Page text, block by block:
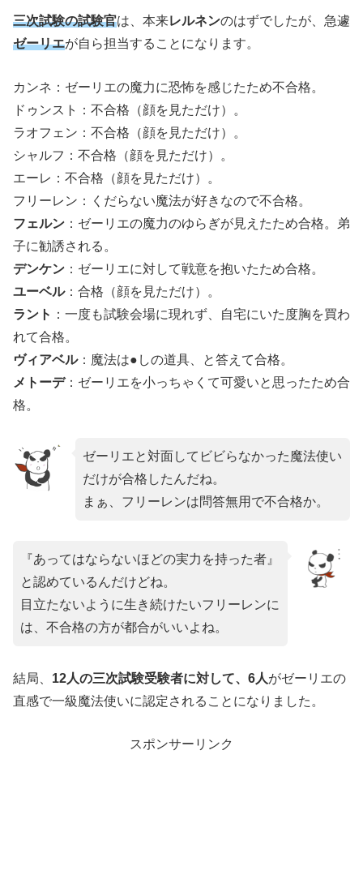
三次試験の試験官は、本来レルネンのはずでしたが、急遽
ゼーリエが自ら担当することになります。
カンネ：ゼーリエの魔力に恐怖を感じたため不合格。
ドゥンスト：不合格（顔を見ただけ）。
ラオフェン：不合格（顔を見ただけ）。
シャルフ：不合格（顔を見ただけ）。
エーレ：不合格（顔を見ただけ）。
フリーレン：くだらない魔法が好きなので不合格。
フェルン ：ゼーリエの魔力のゆらぎが見えたため合格。弟
子に勧誘される。
デンケン ：ゼーリエに対して戦意を抱いたため合格。
ユーベル：合格（顔を見ただけ）。
ラント ：一度も試験会場に現れず、自宅にいた度胸を買わ
れて合格。
ヴィアベル：魔法は●しの道具、と答えて合格。
メトーデ：ゼーリエを小っちゃくて可愛いと思ったため合
格。
ゼーリエと対面してビビらなかった魔法使い
だけが合格したんだね。
まぁ、フリーレンは問答無用で不合格か。
『あってはならないほどの実力を持った者』
と認めているんだけどね。
目立たないように生き続けたいフリーレンに
は、不合格の方が都合がいいよね。
結局、 12人の三次試験受験者に対して、6人がゼーリエの
直感で一級魔法使いに認定されることになりました。
スポンサーリンク